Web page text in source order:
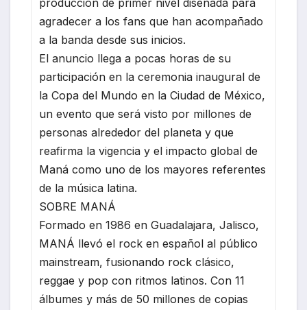
producción de primer nivel diseñada para
agradecer a los fans que han acompañado
a la banda desde sus inicios.
El anuncio llega a pocas horas de su
participación en la ceremonia inaugural de
la Copa del Mundo en la Ciudad de México,
un evento que será visto por millones de
personas alrededor del planeta y que
reafirma la vigencia y el impacto global de
Maná como uno de los mayores referentes
de la música latina.
SOBRE MANÁ
Formado en 1986 en Guadalajara, Jalisco,
MANÁ llevó el rock en español al público
mainstream, fusionando rock clásico,
reggae y pop con ritmos latinos. Con 11
álbumes y más de 50 millones de copias